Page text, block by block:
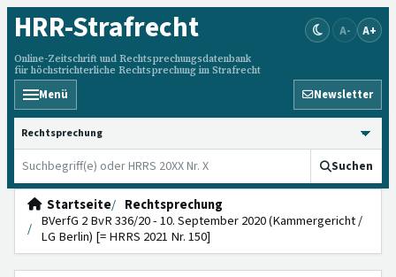
HRR-Strafrecht
Online-Zeitschrift und Rechtsprechungsdatenbank
für höchstrichterliche Rechtsprechung im Strafrecht
A- A+
Menü Newsletter
HRRS durchsuchen
Suchen
Startseite
Rechtsprechung
BVerfG 2 BvR 336/20 - 10. September 2020 (Kammergericht /
LG Berlin) [= HRRS 2021 Nr. 150]